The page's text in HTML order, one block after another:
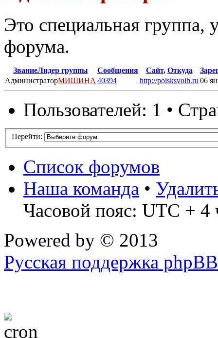
Это специальная группа,
форума.
ЗваниеЛидер группы Сообщения Сайт, Откуда
АдминистраторМИШИНА 40394 http://poisksvoih.ru 06
Пользователей: 1 •
Перейти:
Список форумов
Наша команда •
Часовой пояс: UTC + 4
Powered by © 2013
Русская поддержка phpBB